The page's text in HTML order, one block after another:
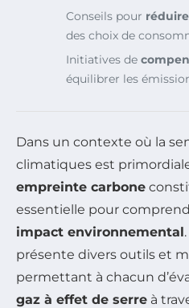
Conseils pour réduire
des choix de
Initiatives de
équilibrer les
Dans un contexte où la
climatiques est
empreinte carbone
essentielle pour
impact environnemental
présente divers outils et
permettant à chacun
gaz à effet de serre à